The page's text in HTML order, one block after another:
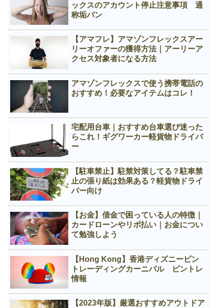
ックスのアカウント停止注意事項 通
称垢バン
【アマフレ】アマゾンフレックスアー
リーオファーの獲得方法｜アーリーア
クセス対象者になる方法
アマゾンフレックスで使う携帯電話の
おすすめ！必要なアイテムはコレ！
宅配用台車｜おすすめ台車選び迷った
らこれ！ギグワーカー軽貨物ドライバ
ー
【駐車禁止】駐禁対策してる？駐車禁
止の張り紙は効果ある？軽貨物ドライ
バー向け
【お金】借金で困っている人の特徴｜
カードローンやリボ払い｜お金につい
て勉強しよう
【Hong Kong】香港ディズニーピン
トレーディングカーニバル ピントレ
情報
【2023年版】厳選おすすめアウトドア